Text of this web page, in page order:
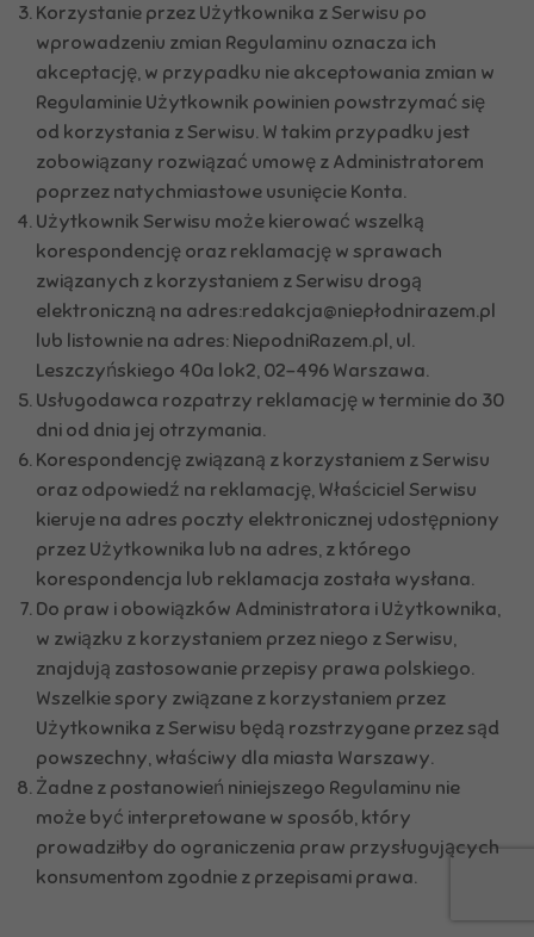
Korzystanie przez Użytkownika z Serwisu po
wprowadzeniu zmian Regulaminu oznacza ich
akceptację, w przypadku nie akceptowania zmian w
Regulaminie Użytkownik powinien powstrzymać się
od korzystania z Serwisu. W takim przypadku jest
zobowiązany rozwiązać umowę z Administratorem
poprzez natychmiastowe usunięcie Konta.
Użytkownik Serwisu może kierować wszelką
korespondencję oraz reklamację w sprawach
związanych z korzystaniem z Serwisu drogą
elektroniczną na adres:redakcja@niepłodnirazem.pl
lub listownie na adres: NiepodniRazem.pl, ul.
Leszczyńskiego 40a lok2, 02-496 Warszawa.
Usługodawca rozpatrzy reklamację w terminie do 30
dni od dnia jej otrzymania.
Korespondencję związaną z korzystaniem z Serwisu
oraz odpowiedź na reklamację, Właściciel Serwisu
kieruje na adres poczty elektronicznej udostępniony
przez Użytkownika lub na adres, z którego
korespondencja lub reklamacja została wysłana.
Do praw i obowiązków Administratora i Użytkownika,
w związku z korzystaniem przez niego z Serwisu,
znajdują zastosowanie przepisy prawa polskiego.
Wszelkie spory związane z korzystaniem przez
Użytkownika z Serwisu będą rozstrzygane przez sąd
powszechny, właściwy dla miasta Warszawy.
Żadne z postanowień niniejszego Regulaminu nie
może być interpretowane w sposób, który
prowadziłby do ograniczenia praw przysługujących
konsumentom zgodnie z przepisami prawa.